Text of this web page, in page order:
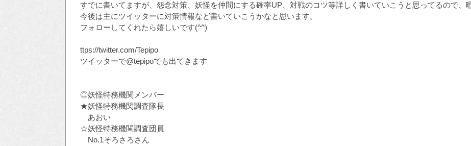
すでに書いてますが、怨念対策、妖怪を仲間にする確率UP、対戦のコツ等詳しく書いていこうと思ってるので、
今後は主にツイッターに対策情報など書いていこうかなと思います。
フォローしてくれたら嬉しいです(^^)
ttps://twitter.com/Tepipo
ツイッターで@tepipoでも出てきます
◎妖怪特務機関メンバー
★妖怪特務機関調査隊長
あおい
☆妖怪特務機関調査団員
No.1そろさろさん